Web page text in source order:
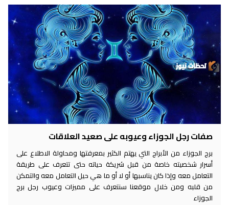
صفات رجل الجوزاء وعيوبه على صعيد العلاقات
برج الجوزاء من الأبراج التي يهتم الكثير بمعرفتها ومحاولة الاطلاع على
أسرار شخصيته خاصة من قبل شريكة حياته حتى تتعرف على طريقة
التعامل معه وإذا كان يناسبها أو لا أو ما هي حيل التعامل معه والتمكن
من قلبه ومن خلال موقعنا سنتعرف على مميزات وعيوب رجل برج
الجوزاء